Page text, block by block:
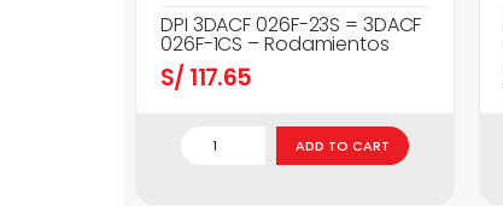
DPI 3DACF 026F-23S = 3DACF
026F-1CS – Rodamientos
S/ 117.65
ADD TO CART